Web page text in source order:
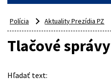
Polícia Aktuality Prezídia PZ
Tlačové správy
Hľadať text: